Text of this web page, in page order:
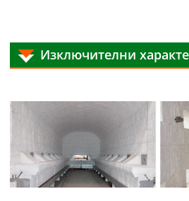
Изключителни